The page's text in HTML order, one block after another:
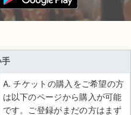
手
A. チケットの購入をご希望の方
は以下のページから購入が可能
です。ご登録がまだの方はまず